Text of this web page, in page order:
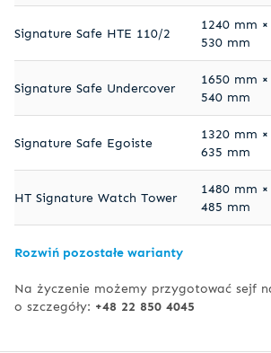
Signature Safe HTE 110/2
1240 mm
530 mm
Signature Safe Undercover
1650 mm
540 mm
Signature Safe Egoiste
1320 mm
635 mm
HT Signature Watch Tower
1480 mm
485 mm
Rozwiń pozostałe warianty
Na życzenie możemy przygotować sejf
o szczegóły: +48 22 850 4045